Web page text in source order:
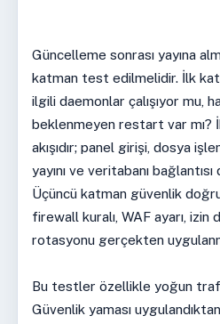
Güncelleme sonrası yayına
katman test edilmelidir. İlk
ilgili daemonlar çalışıyor mu,
beklenmeyen restart var mı?
akışıdır; panel girişi, dosya
yayını ve veritabanı
Üçüncü katman güvenlik
firewall kuralı, WAF ayarı,
rotasyonu gerçekten
Bu testler özellikle yoğun
Güvenlik yaması